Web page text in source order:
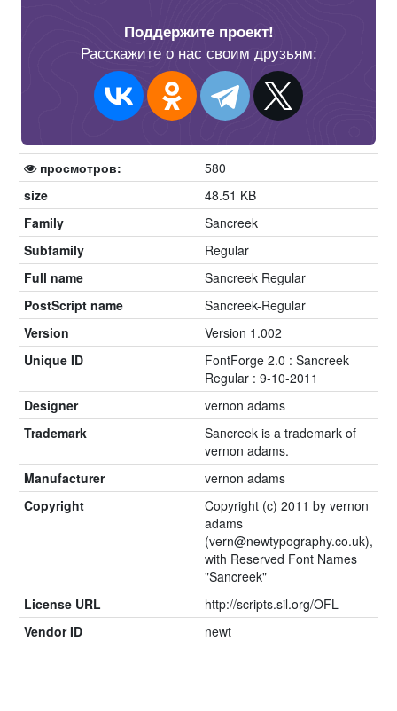
Поддержите проект!
Расскажите о нас своим друзьям:
просмотров:
580
size
48.51 KB
Family
Sancreek
Subfamily
Regular
Full name
Sancreek Regular
PostScript name
Sancreek-Regular
Version
Version 1.002
Unique ID
FontForge 2.0 : Sancreek
Regular : 9-10-2011
Designer
vernon adams
Trademark
Sancreek is a trademark of
vernon adams.
Manufacturer
vernon adams
Copyright
Copyright (c) 2011 by vernon
adams
(vern@newtypography.co.uk),
with Reserved Font Names
"Sancreek"
License URL
http://scripts.sil.org/OFL
Vendor ID
newt